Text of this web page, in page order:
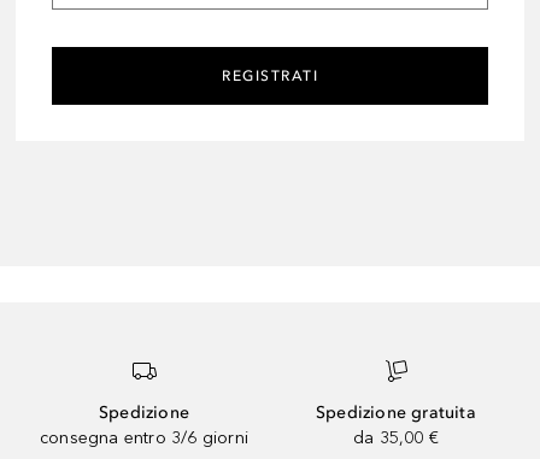
REGISTRATI
Spedizione
consegna entro 3/6 giorni
Spedizione gratuita
da 35,00 €